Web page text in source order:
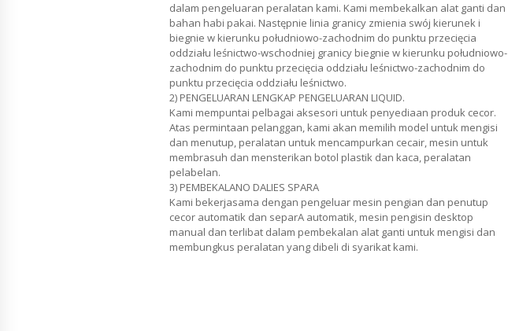
dalam pengeluaran peralatan kami. Kami membekalkan alat ganti dan
bahan habi pakai. Następnie linia granicy zmienia swój kierunek i
biegnie w kierunku południowo-zachodnim do punktu przecięcia
oddziału leśnictwo-wschodniej granicy biegnie w kierunku południowo-
zachodnim do punktu przecięcia oddziału leśnictwo-zachodnim do
punktu przecięcia oddziału leśnictwo.
2) PENGELUARAN LENGKAP PENGELUARAN LIQUID.
Kami mempuntai pelbagai aksesori untuk penyediaan produk cecor.
Atas permintaan pelanggan, kami akan memilih model untuk mengisi
dan menutup, peralatan untuk mencampurkan cecair, mesin untuk
membrasuh dan mensterikan botol plastik dan kaca, peralatan
pelabelan.
3) PEMBEKALANO DALIES SPARA
Kami bekerjasama dengan pengeluar mesin pengian dan penutup
cecor automatik dan separA automatik, mesin pengisin desktop
manual dan terlibat dalam pembekalan alat ganti untuk mengisi dan
membungkus peralatan yang dibeli di syarikat kami.